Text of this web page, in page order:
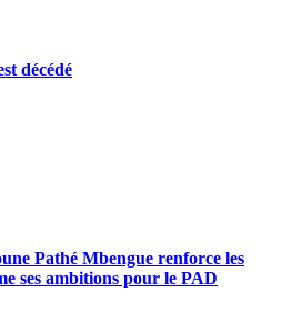
décédé
Pathé Mbengue renforce les
ses ambitions pour le PAD